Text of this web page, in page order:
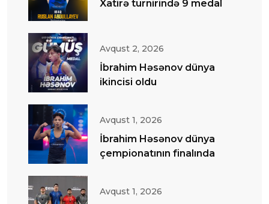
Xatirə turnirində 9 medal
Avqust 2, 2026
İbrahim Həsənov dünya
ikincisi oldu
Avqust 1, 2026
İbrahim Həsənov dünya
çempionatının finalında
Avqust 1, 2026